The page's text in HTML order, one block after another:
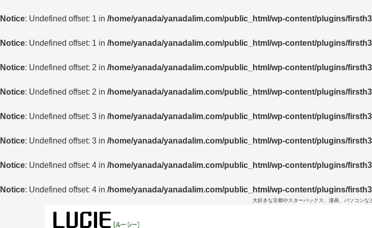
Notice: Undefined offset: 1 in /home/yanada/yanadalim.com/public_html/wp-content/plugins/
Notice: Undefined offset: 1 in /home/yanada/yanadalim.com/public_html/wp-content/plugins/
Notice: Undefined offset: 2 in /home/yanada/yanadalim.com/public_html/wp-content/plugins/
Notice: Undefined offset: 2 in /home/yanada/yanadalim.com/public_html/wp-content/plugins/
Notice: Undefined offset: 3 in /home/yanada/yanadalim.com/public_html/wp-content/plugins/
Notice: Undefined offset: 3 in /home/yanada/yanadalim.com/public_html/wp-content/plugins/
Notice: Undefined offset: 4 in /home/yanada/yanadalim.com/public_html/wp-content/plugins/
Notice: Undefined offset: 4 in /home/yanada/yanadalim.com/public_html/wp-content/plugins/
大好きな京都やスターバックス、漫画、パソコンな